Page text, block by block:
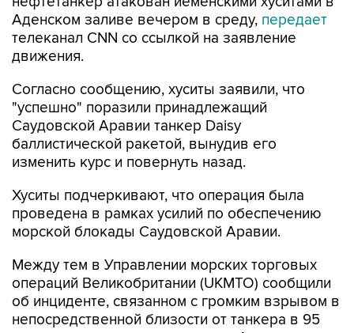
телеканал CNN со ссылкой на заявление
движения.
Согласно сообщению, хуситы заявили, что
Саудовской Аравии танкер Daisy
баллистической ракетой, вынудив его
изменить курс и повернуть назад.
Хуситы подчеркивают, что операция была
морской блокады Саудовской Аравии.
Между тем в Управлении морских торговых
об инциденте, связанном с громким взрывом в
непосредственной близости от танкера в 95
морских милях к юго-востоку от Адена в
Йемене.